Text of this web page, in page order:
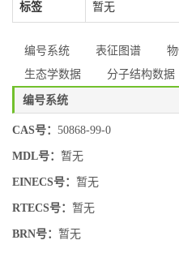
标签 暂无
编号系统 表征图谱
生态学数据
分子结构数据
编号系统
CAS号： 50868-99-0
MDL号： 暂无
EINECS号： 暂无
RTECS号： 暂无
BRN号： 暂无